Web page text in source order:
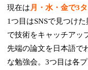
現在は 月・水・金で3
1つ目はSNSで見つけ
で技術をキャッチアッ
先端の論文を日本語で
な勉強会。3つ目は各